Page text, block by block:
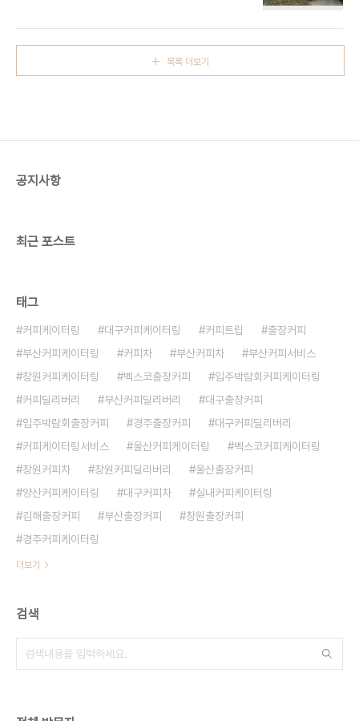
:(09:00~19:00) 카카오톡문의하기 자동연결 :
목록 더보기
공지사항
최근 포스트
태그
커피케이터링 대구커피케이터링 커피트립
출장커피
부산커피케이터링
커피차 부산커피차
부산커피서비스
창원커피케이터링
벡스코출장커피
입주박람회커피케이터링
커피딜리버리
부산커피딜리버리
대구출장커피
입주박람회출장커피
경주출장커피
대구커피딜리버리
커피케이터링서비스
울산커피케이터링
벡스코커피케이터링
창원커피차
창원커피딜리버리
울산출장커피
양산커피케이터링
대구커피차
실내커피케이터링
김해출장커피
부산출장커피
창원출장커피
경주커피케이터링
더보기
검색